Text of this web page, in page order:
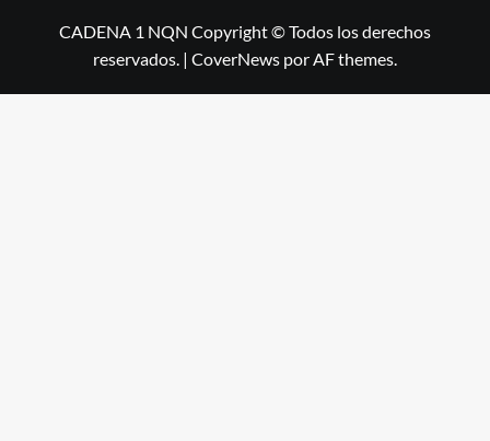
CADENA 1 NQN Copyright © Todos los derechos
reservados. | CoverNews por AF themes.